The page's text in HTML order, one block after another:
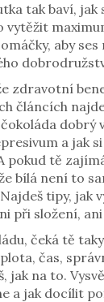
tak baví, jak
vytěžit
aby
zdravotní
článcích
dobrý
a jak
pokud tě
bílá není to
tipy, jak
při složení,
čeká tě
čas,
jak na to.
a jak docílit